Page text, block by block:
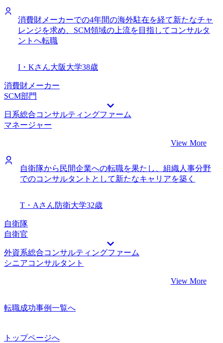
消費財メーカーでの4年間の海外駐在を経て新たなチャ
レンジを求め、SCM領域の上流を目指してコンサルタ
ントへ転職
I・Kさん大阪大学38歳
消費財メーカー
SCM部門
日系総合コンサルティングファーム
マネージャー
View More
自衛隊から民間企業への転職を果たし、組織人事分野
でのコンサルタントとして新たなキャリアを築く
T・Aさん防衛大学32歳
自衛隊
自衛官
外資系総合コンサルティングファーム
シニアコンサルタント
View More
転職成功事例一覧へ
トップページへ